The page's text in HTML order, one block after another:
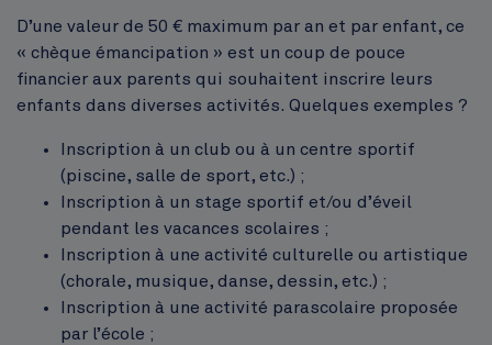
D’une valeur de 50 € maximum par an et par enfant, ce
« chèque émancipation » est un coup de pouce
financier aux parents qui souhaitent inscrire leurs
enfants dans diverses activités. Quelques exemples ?
Inscription à un club ou à un centre sportif
(piscine, salle de sport, etc.) ;
Inscription à un stage sportif et/ou d’éveil
pendant les vacances scolaires ;
Inscription à une activité culturelle ou artistique
(chorale, musique, danse, dessin, etc.) ;
Inscription à une activité parascolaire proposée
par l’école ;